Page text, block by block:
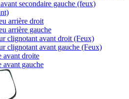
secondaire gauche (feux)
arrière droit
arrière gauche
clignotant avant droit (Feux)
clignotant avant gauche (Feux)
avant droite
avant gauche